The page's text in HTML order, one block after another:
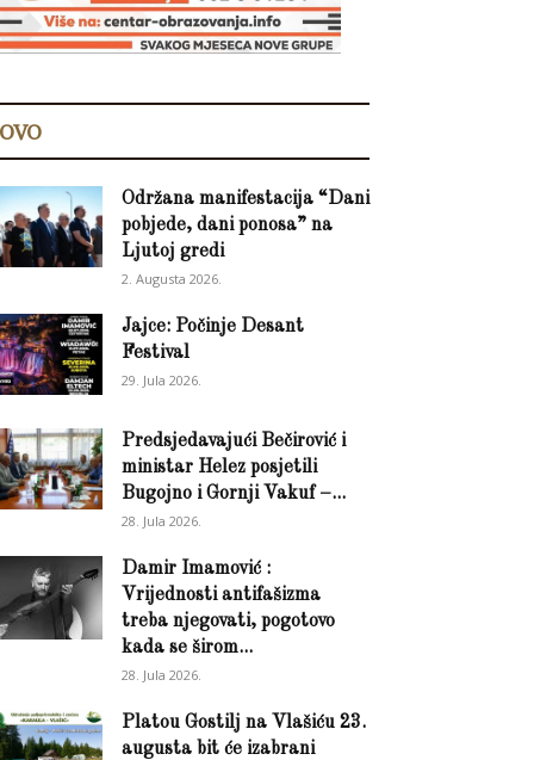
Održana manifestacija “Dani
pobjede, dani ponosa” na
Ljutoj gredi
2. Augusta 2026.
Jajce: Počinje Desant
Festival
29. Jula 2026.
Predsjedavajući Bečirović i
ministar Helez posjetili
Bugojno i Gornji Vakuf –...
28. Jula 2026.
Damir Imamović :
Vrijednosti antifašizma
treba njegovati, pogotovo
kada se širom...
28. Jula 2026.
Platou Gostilj na Vlašiću 23.
augusta bit će izabrani